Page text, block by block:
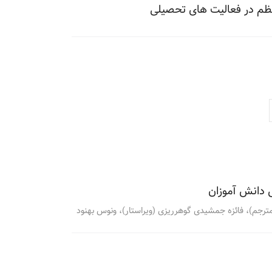
در فعالیت های تحصیلی
دانش آموزان
(مترجم)، فائزه جمشیدی گوهرریزی (ویراستار)، ونوس بهنود